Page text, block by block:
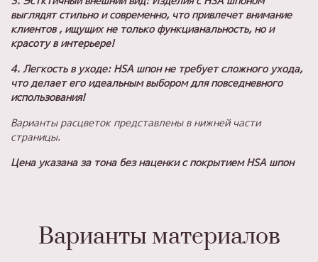
выглядят стильно и современно, что привлечет внимание
клиентов , ищущих не только функцианальность, но и
красоту в интерьере!
4. Легкость в уходе: HSA шпон не требует сложного ухода,
что делает его идеальным выбором для повседневного
использования!
Варианты расцветок представлены в нижней части
страницы.
Цена указана за тона без наценки с покрытиемHSA шпон
Варианты материалов